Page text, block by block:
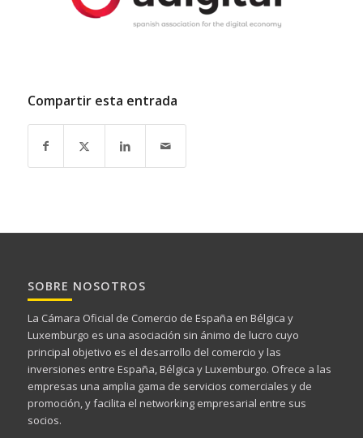
Compartir esta entrada
SOBRE NOSOTROS
La Cámara Oficial de Comercio de España en Bélgica y
Luxemburgo es una asociación sin ánimo de lucro cuyo
principal objetivo es el desarrollo del comercio y las
inversiones entre España, Bélgica y Luxemburgo. Ofrece a las
empresas una amplia gama de servicios comerciales y de
promoción, y facilita el networking empresarial entre sus
socios.